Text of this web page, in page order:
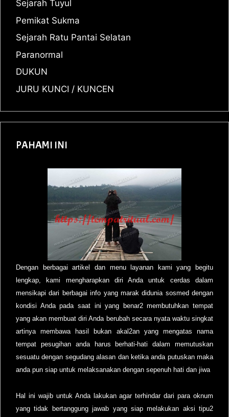
Sejarah Tuyul
Pemikat Sukma
Sejarah Ratu Pantai Selatan
Paranormal
DUKUN
JURU KUNCI / KUNCEN
PAHAMI INI
Dengan berbagai artikel dan menu layanan kami yang begitu
lengkap, kami mengharapkan diri Anda untuk cerdas dalam
mensikapi dari berbagai info yang marak didunia sosmed dengan
kondisi Anda pada saat ini yang benar2 membutuhkan tempat
yang akan membuat diri Anda berubah secara nyata waktu singkat
artinya membawa hasil bukan akal2an yang mengatas nama
tempat pesugihan anda harus berhati-hati dalam memutuskan
sesuatu dengan segudang alasan dan ketika anda putuskan maka
anda pun siap untuk melaksanakan dengan sepenuh hati dan jiwa
Hal ini wajib untuk Anda lakukan agar terhindar dari para oknum
yang tidak bertanggung jawab yang siap melakukan aksi tipu2